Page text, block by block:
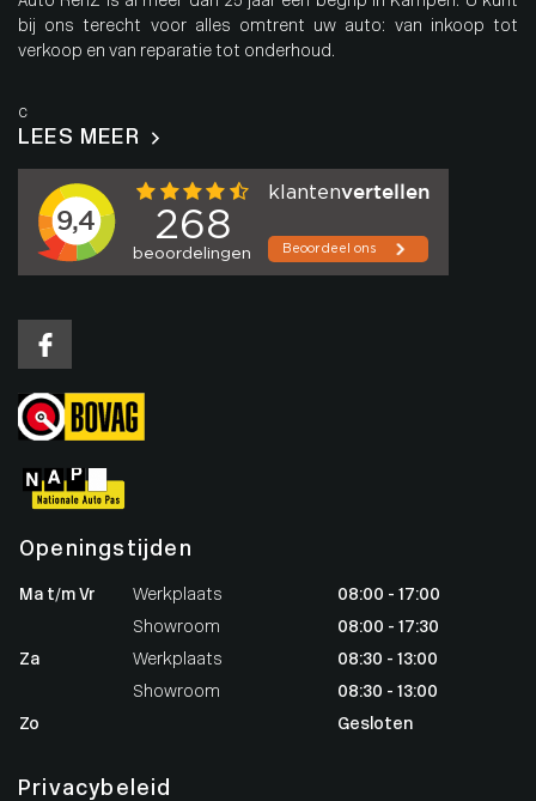
bij ons terecht voor alles omtrent uw auto: van inkoop tot
verkoop en van reparatie tot onderhoud.
c
LEES MEER
Openingstijden
Ma t/m Vr
Werkplaats
Showroom
Za
Werkplaats
Showroom
Zo
08:00 - 17:00
08:00 - 17:30
08:30 - 13:00
08:30 - 13:00
Gesloten
Privacybeleid